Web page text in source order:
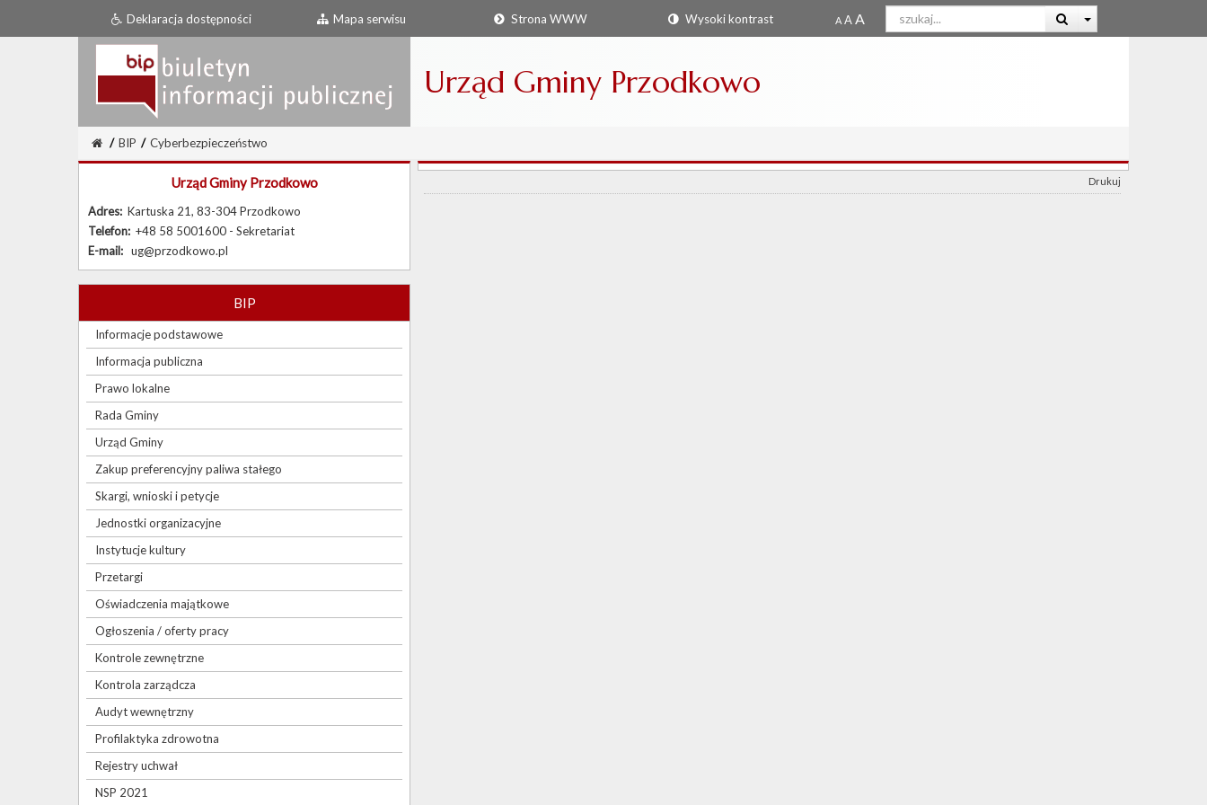
Deklaracja dostępności Mapa serwisu Strona WWW Wysoki kontrast
Urząd Gminy Przodkowo
/ BIP / Cyberbezpieczeństwo
Urząd Gminy Przodkowo
Adres: Kartuska 21, 83-304 Przodkowo
Telefon: +48 58 5001600 - Sekretariat
E-mail: ug@przodkowo.pl
BIP
Informacje podstawowe
Informacja publiczna
Prawo lokalne
Rada Gminy
Urząd Gminy
Zakup preferencyjny paliwa stałego
Skargi, wnioski i petycje
Jednostki organizacyjne
Instytucje kultury
Przetargi
Oświadczenia majątkowe
Ogłoszenia / oferty pracy
Kontrole zewnętrzne
Kontrola zarządcza
Audyt wewnętrzny
Profilaktyka zdrowotna
Rejestry uchwał
NSP 2021
Drukuj